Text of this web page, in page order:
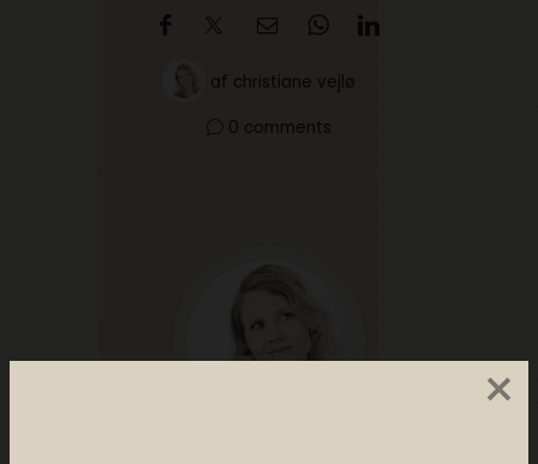
×
af christiane vejlø
0 comments